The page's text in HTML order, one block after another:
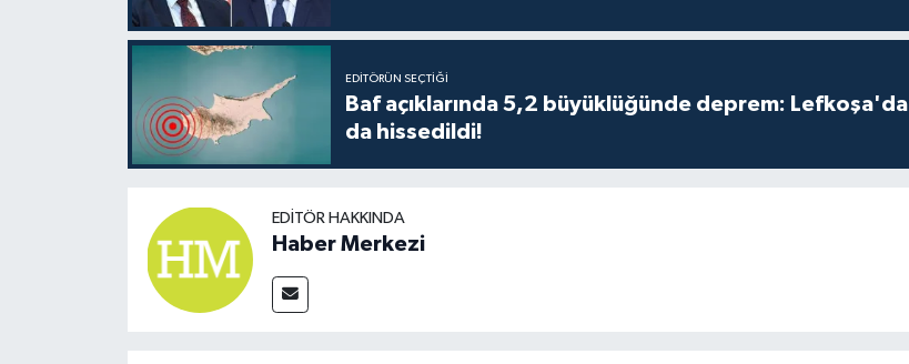
EDITÖRÜN SEÇTIĞI
Baf açıklarında 5,2 büyüklüğünde deprem: Lefkoşa'da
da hissedildi!
EDITÖR HAKKINDA
Haber Merkezi